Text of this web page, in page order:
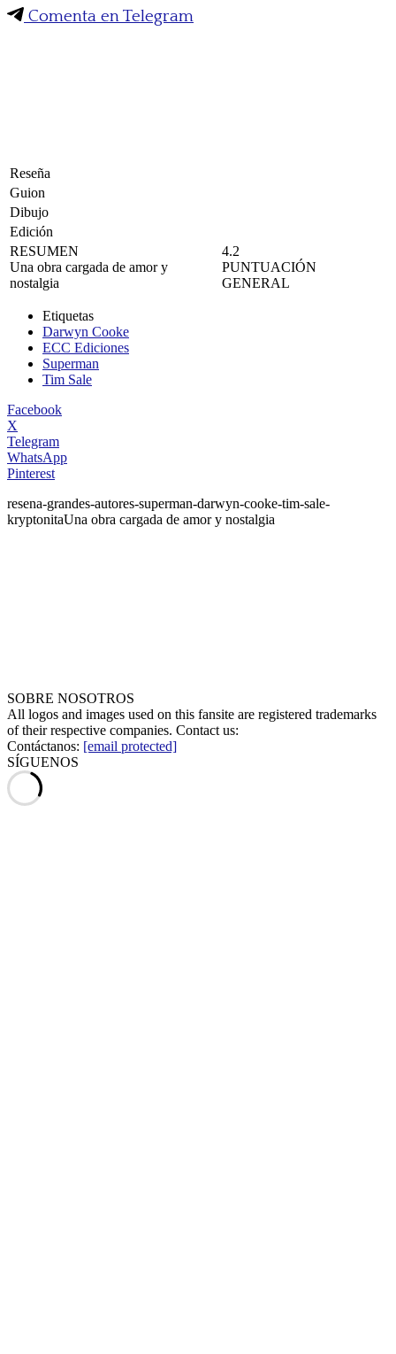
Comenta en Telegram
Reseña
Guion
Dibujo
Edición
RESUMEN
Una obra cargada de amor y
nostalgia
4.2
PUNTUACIÓN
GENERAL
Etiquetas
Darwyn Cooke
ECC Ediciones
Superman
Tim Sale
Facebook
X
Telegram
WhatsApp
Pinterest
resena-grandes-autores-superman-darwyn-cooke-tim-sale-
kryptonitaUna obra cargada de amor y nostalgia
SOBRE NOSOTROS
All logos and images used on this fansite are registered trademarks
of their respective companies. Contact us:
Contáctanos: [email protected]
SÍGUENOS